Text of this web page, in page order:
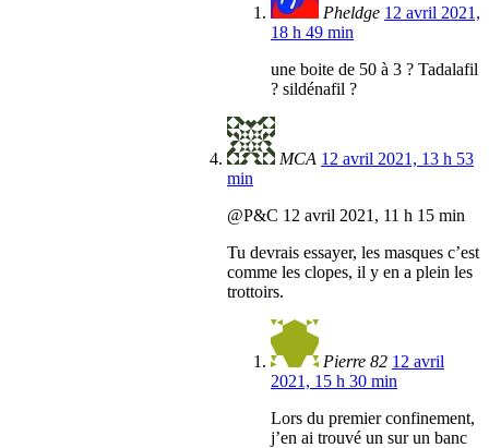
Pheldge 12 avril 2021,
18 h 49 min
une boite de 50 à 3 ? Tadalafil
? sildénafil ?
MCA 12 avril 2021, 13 h 53
min
@P&C 12 avril 2021, 11 h 15 min
Tu devrais essayer, les masques c’est
comme les clopes, il y en a plein les
trottoirs.
Pierre 82 12 avril
2021, 15 h 30 min
Lors du premier confinement,
j’en ai trouvé un sur un banc